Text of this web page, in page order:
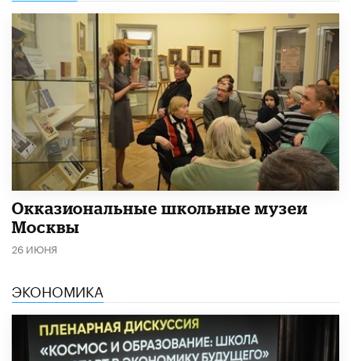
​Окказиональные школьные музеи
Москвы
26 ИЮНЯ
ЭКОНОМИКА